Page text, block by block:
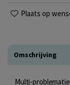
Plaats op
Omschrijving
Multi-